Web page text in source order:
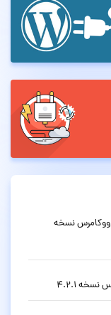
قالب فروشگاهی چندمنظوره وودمارت WoodMart ووکامرس نسخه